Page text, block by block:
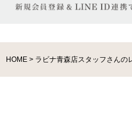
HOME ラビナ青森店スタッフさんの